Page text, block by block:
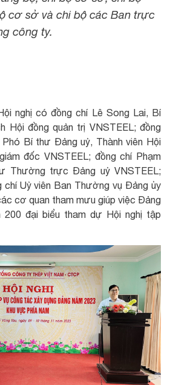
cơ sở và chi bộ các Ban trực
công ty.
nghị có đồng chí Lê Song Lai, Bí
Hội đồng quản trị VNSTEEL; đồng
Bí thư Đảng uỷ, Thành viên Hội
đốc VNSTEEL; đồng chí Phạm
Thường trực Đảng uỷ VNSTEEL;
Uỷ viên Ban Thường vụ Đảng ủy
cơ quan tham mưu giúp việc Đảng
200 đại biểu tham dự Hội nghị tập